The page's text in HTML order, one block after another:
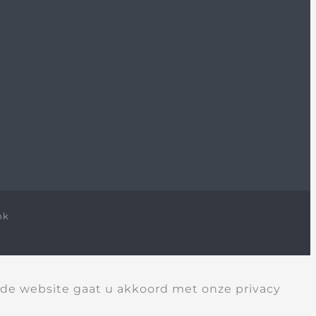
website gaat u akkoord met onze privacy